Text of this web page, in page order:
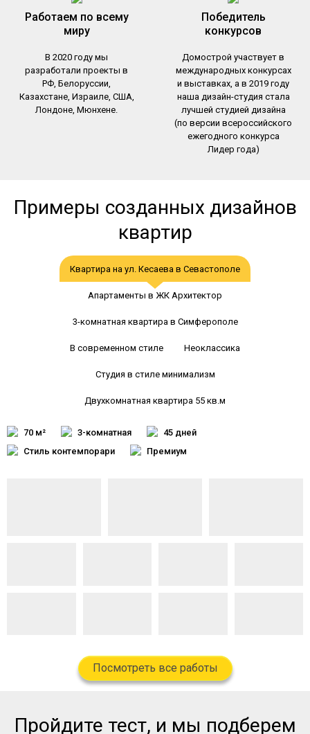
Работаем по всему
миру
В 2020 году мы
разработали проекты в
РФ, Белоруcсии,
Казахстане, Израиле, США,
Лондоне, Мюнхене.
Победитель
конкурсов
Домострой участвует в
международных конкурсах
и выставках, а в 2019 году
наша дизайн-студия стала
лучшей студией дизайна
(по версии всероссийского
ежегодного конкурса
Лидер года)
Примеры созданных дизайнов
квартир
Квартира на ул. Кесаева в Севастополе
Апартаменты в ЖК Архитектор
3-комнатная квартира в Симферополе
В современном стиле Неоклассика
Студия в стиле минимализм
Двухкомнатная квартира 55 кв.м
70 м² 3-комнатная
45 дней
Стиль контемпорари
Премиум
Посмотреть все работы
Пройдите тест, и мы подберем